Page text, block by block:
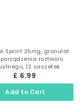
Sprint 25mg, granulat
roztworu
12 saszetek
£ 6.99